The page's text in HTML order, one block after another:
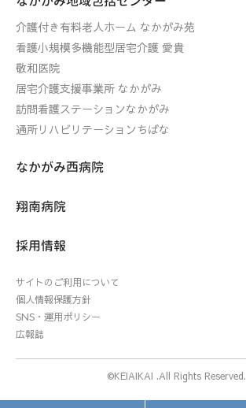
介護付き有料老人ホーム なかがみ苑
看護小規模多機能型居宅介護 愛貴
敬和医院
居宅介護支援事業所 なかがみ
訪問看護ステーションなかがみ
通所リハビリテーションちばな
なかがみ西病院
翔南病院
採用情報
サイトのご利用について
個人情報保護方針
SNS・運用ポリシー
広報誌
©KEIAIKAI .All Rights Reserved.